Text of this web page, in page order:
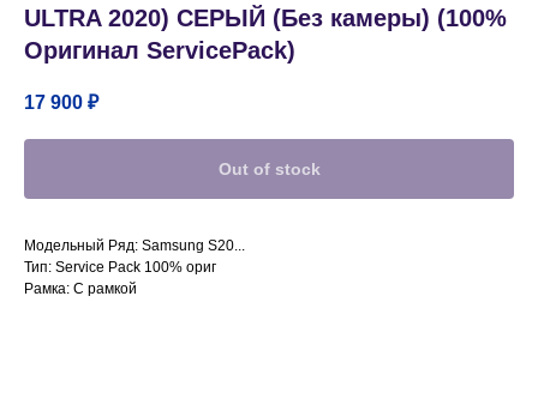
ULTRA 2020) CЕРЫЙ (Без камеры) (100%
Оригинал ServicePack)
17 900 ₽
Out of stock
Модельный Ряд: Samsung S20...
Тип: Service Pack 100% ориг
Рамка: С рамкой